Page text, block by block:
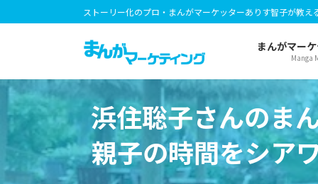
ン
ツ
へ
ス
キ
プ
ビ
シ
ョ
ン
に
動
ストーリー化のプロ・まんがマーケッターありす智子が教え
まんがマー
Manga
浜住聡子さんのま
親子の時間をシア